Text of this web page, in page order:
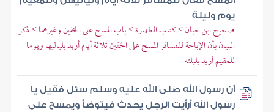
يوم وليلة
صحيح ابن حبان > كتاب الطهارة > باب المسح على الخفين وغيرهما > ذكر
البيان بأن الإباحة للمسافر المسح على الخفين ثلاثة أيام أريد بلياليها ويوما
للمقيم أريد بليلته
أن رسول الله صلى الله عليه وسلم سئل فقيل يا
رسول الله أرأيت الرجل يحدث فيتوضأ ويمسح على